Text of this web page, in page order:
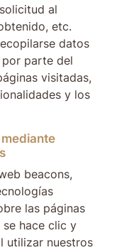
al
etc.
datos
parte del
visitadas,
y los
beacons,
las páginas
se hace clic y
utilizar nuestros